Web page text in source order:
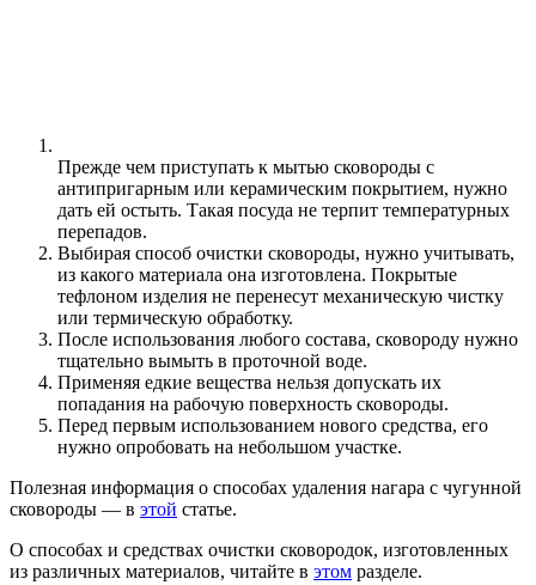
Прежде чем приступать к мытью сковороды с
антипригарным или керамическим покрытием, нужно
дать ей остыть. Такая посуда не терпит температурных
перепадов.
Выбирая способ очистки сковороды, нужно учитывать,
из какого материала она изготовлена. Покрытые
тефлоном изделия не перенесут механическую чистку
или термическую обработку.
После использования любого состава, сковороду нужно
тщательно вымыть в проточной воде.
Применяя едкие вещества нельзя допускать их
попадания на рабочую поверхность сковороды.
Перед первым использованием нового средства, его
нужно опробовать на небольшом участке.
Полезная информация о способах удаления нагара с чугунной
сковороды — в этой статье.
О способах и средствах очистки сковородок, изготовленных
из различных материалов, читайте в этом разделе.